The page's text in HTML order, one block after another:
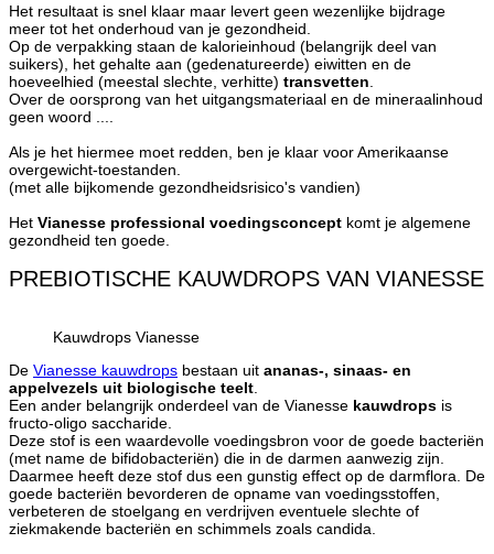
Het resultaat is snel klaar maar levert geen wezenlijke bijdrage
meer tot het onderhoud van je gezondheid.
Op de verpakking staan de kalorieinhoud (belangrijk deel van
suikers), het gehalte aan (gedenatureerde) eiwitten en de
hoeveelhied (meestal slechte, verhitte) transvetten
Over de oorsprong van het uitgangsmateriaal en de mineraalinhoud
geen woord ....
Als je het hiermee moet redden, ben je klaar voor Amerikaanse
overgewicht-toestanden.
(met alle bijkomende gezondheidsrisico's vandien)
Het Vianesse professional voedingsconcept komt je algemene
gezondheid ten goede.
PREBIOTISCHE KAUWDROPS VAN VIANESSE
Kauwdrops Vianesse
De Vianesse kauwdrops bestaan uit ananas-, sinaas- en
appelvezels uit biologische teelt
Een ander belangrijk onderdeel van de Vianesse kauwdrops is
fructo-oligo saccharide.
Deze stof is een waardevolle voedingsbron voor de goede bacteriën
(met name de bifidobacteriën) die in de darmen aanwezig zijn.
Daarmee heeft deze stof dus een gunstig effect op de darmflora. De
goede bacteriën bevorderen de opname van voedingsstoffen,
verbeteren de stoelgang en verdrijven eventuele slechte of
ziekmakende bacteriën en schimmels zoals candida.